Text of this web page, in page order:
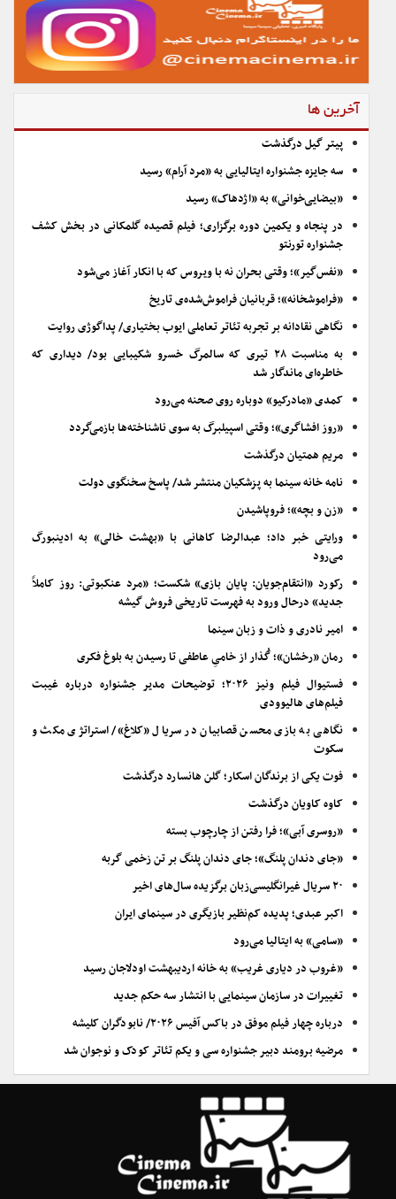
آخرین ها
پیتر گیل درگذشت
سه جایزه جشنواره ایتالیایی به «مرد آرام» رسید
«بیضایی‌خوانی» به «اژدهاک» رسید
در پنجاه و یکمین دوره برگزاری؛ فیلم قصیده گلمکانی در بخش کشف
جشنواره تورنتو
«نفس‌گیر»؛ وقتی بحران نه با ویروس که با انکار آغاز می‌شود
«فراموشخانه»؛ قربانیان فراموش‌شده‌ی تاریخ
نگاهی نقادانه بر تجربه تئاتر تعاملی ایوب بختیاری/ پداگوژی روایت
به مناسبت ۲۸ تیری که سالمرگ خسرو شکیبایی بود/ دیداری که
خاطره‌ای ماندگار شد
کمدی «مادرکیو» دوباره روی صحنه می‌رود
«روز افشاگری»؛ وقتی اسپیلبرگ به سوی ناشناخته‌ها بازمی‌گردد
مریم همتیان درگذشت
نامه خانه سینما به پزشکیان منتشر شد/ پاسخ سخنگوی دولت
«زن و بچه»؛ فروپاشیدن
ورایتی خبر داد؛ عبدالرضا کاهانی با «بهشت خالی» به ادینبورگ
می‌رود
رکورد «انتقام‌جویان: پایان بازی» شکست؛ «مرد عنکبوتی: روز کاملاً
جدید» درحال ورود به فهرست تاریخی فروش گیشه
امیر نادری و ذات و زبان سینما
رمان «رخشان»؛ گُذار از خامیِ عاطفی تا رسیدن به بلوغ فکری
فستیوال فیلم ونیز ۲۰۲۶؛ توضیحات مدیر جشنواره درباره غیبت
فیلم‌های هالیوودی
نگاهی به بازی محسن قصابیان در سریال «کلاغ»/ استراتژی مکث و
سکوت
فوت یکی از برندگان اسکار؛ گلن هانسارد درگذشت
کاوه کاویان درگذشت
«روسری آبی»؛ فرا رفتن از چارچوب بسته
«جای دندان پلنگ»؛ جای دندان پلنگ بر تن زخمی گربه
۲۰ سریال غیرانگلیسی‌زبان برگزیده سال‌های اخیر
اکبر عبدی؛ پدیده کم‌نظیر بازیگری در سینمای ایران
«سامی» به ایتالیا می‌رود
«غروب در دیاری غریب» به خانه اردیبهشت اودلاجان رسید
تغییرات در سازمان سینمایی با انتشار سه حکم جدید
درباره چهار فیلم موفق در باکس آفیس ۲۰۲۶/ نابودگران کلیشه
مرضیه برومند دبیر جشنواره سی و یکم تئاتر کودک و نوجوان شد